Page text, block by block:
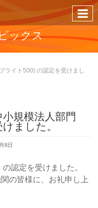
ックス
イト500) の認定を受けまし
小規模法人部門
ました。
8日
認定を受けました。
の皆様に、お礼申し上